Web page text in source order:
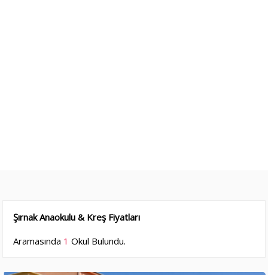
Şırnak Anaokulu & Kreş Fiyatları
Aramasında 1 Okul Bulundu.